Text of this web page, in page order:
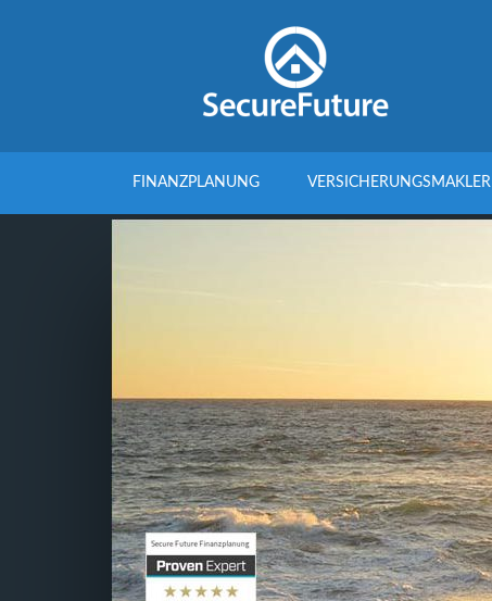
FINANZPLANUNG VERSICHERUNGSMAKLER